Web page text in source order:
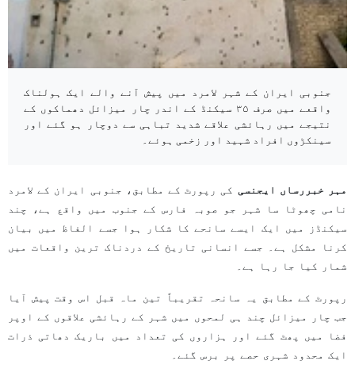
جنوبی ایران کے شہر لامرد میں پیش آنے والے ایک ہولناک
واقعے میں صرف ۳۵ سیکنڈ کے اندر چار میزائل دھماکوں کے
نتیجے میں رہائشی علاقے شدید تباہی سے دوچار ہو گئے اور
سینکڑوں افراد شہید اور زخمی ہوئے۔
مہر خبررساں ایجنسی کی رپورٹ کے مطابق، جنوبی ایران کے لامرد
نامی چھوٹا سا شہر جو صوبہ فارس کے جنوب میں واقع ہے، چند
سیکنڈز میں ایک ایسے سانحے کا شکار ہوا جسے الفاظ میں بیان
کرنا مشکل ہے۔ جسے انسانی تاریخ کے دردناک ترین واقعات میں
شمار کیا جا رہا ہے۔
رپورٹ کے مطابق یہ سانحہ تقریباً تین ماہ قبل اس وقت پیش آیا
جب چار میزائل چند ہی لمحوں میں شہر کے رہائشی علاقوں کے اوپر
فضا میں پھٹ گئے اور ہزاروں کی تعداد میں باریک دھاتی ذرات
ایک محدود شہری حصے پر برس گئے۔